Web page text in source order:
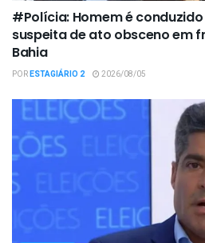
#Polícia: Homem é
suspeita de ato obsceno em
Bahia
PORESTAGIÁRIO 2 2026/08/05